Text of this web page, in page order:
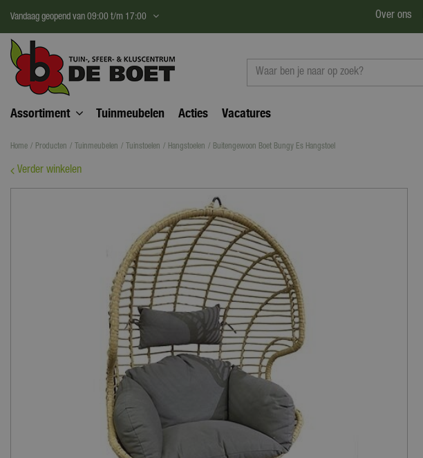
content
Home Producten Tuinmeubelen Tuinstoelen Hangstoelen Buitengewoon Boet Bungy Es Hangstoel
Vandaag geopend van 09:00 t/m 17:00 Over ons
Assortiment Tuinmeubelen Acties Vacatures
Verder winkelen